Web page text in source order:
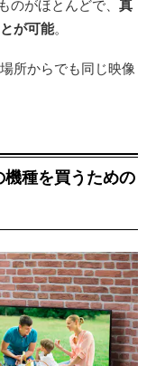
がほとんどで、 真
が可能。
所からでも同じ映像
種を買うための